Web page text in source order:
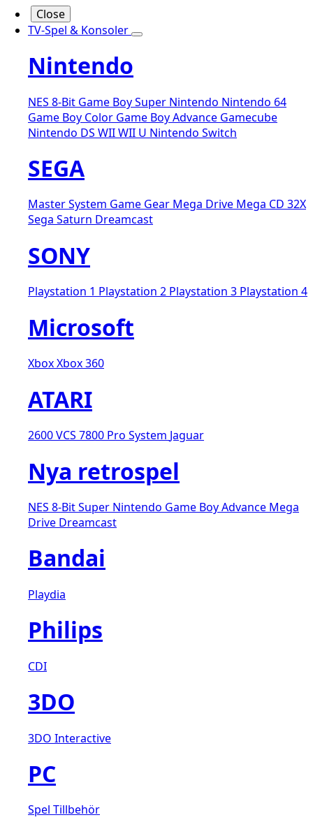
Close
TV-Spel & Konsoler
Nintendo
NES 8-Bit Game BoySuper Nintendo Nintendo 64
Game Boy Color Game Boy Advance Gamecube
Nintendo DS WIIWII U Nintendo Switch
SEGA
Master System Game Gear Mega Drive Mega CD 32X
Sega Saturn Dreamcast
SONY
Playstation 1 Playstation 2 Playstation 3 Playstation 4
Microsoft
XboxXbox 360
ATARI
2600 VCS 7800 Pro System Jaguar
Nya retrospel
NES 8-BitSuper Nintendo Game Boy Advance Mega
Drive Dreamcast
Bandai
Playdia
Philips
CDI
3DO
3DO Interactive
PC
Spel Tillbehör